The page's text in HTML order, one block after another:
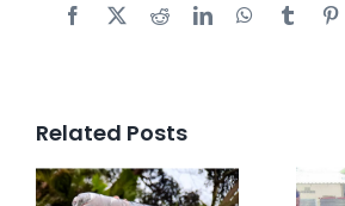
Facebook
X RedditLinkedInWhatsApp
Tumblr
Related Posts